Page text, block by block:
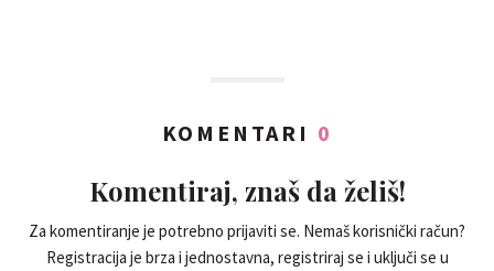
KOMENTARI 0
Komentiraj, znaš da želiš!
Za komentiranje je potrebno prijaviti se. Nemaš korisnički račun?
Registracija je brza i jednostavna, registriraj se i uključi se u